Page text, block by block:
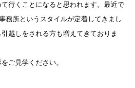
行くことになると思われます。最近で
務所というスタイルが定着してきまし
越しをされる方も増えてきておりま
ご見学ください。